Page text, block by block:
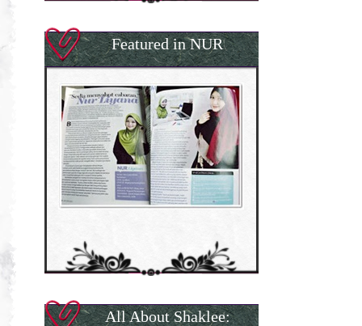
Featured in NUR
All About Shaklee: